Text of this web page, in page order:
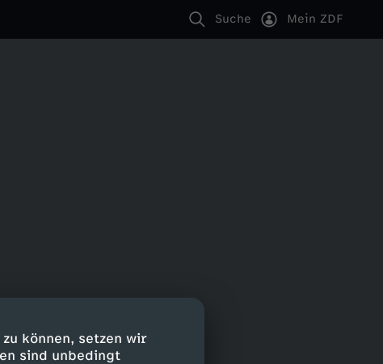
können, setzen wir
sind unbedingt
Suche Mein ZDF